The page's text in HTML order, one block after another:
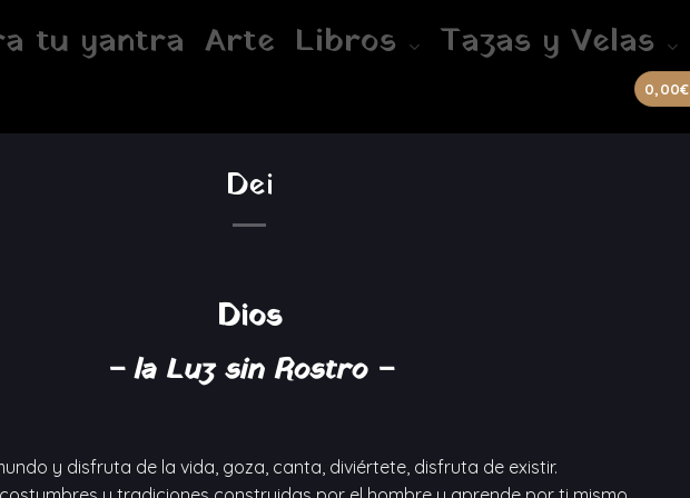
tu yantra Arte Libros Tazas y Velas
0,00€
Dei
Dios
– la Luz sin Rostro –
y disfruta de la vida, goza, canta, diviértete, disfruta de existir.